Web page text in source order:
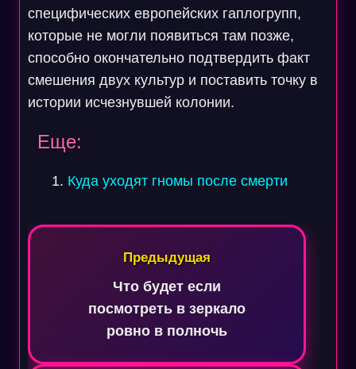
специфических европейских гаплогрупп,
которые не могли появиться там позже,
способно окончательно подтвердить факт
смешения двух культур и поставить точку в
истории исчезнувшей колонии.
Еще:
Куда уходят гномы после смерти
Навигация
Предыдущая
Что будет если
посмотреть в зеркало
ровно в полночь